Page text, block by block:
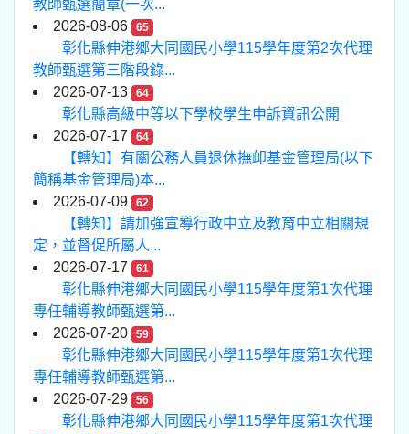
教師甄選簡章(一次...
2026-08-06
65
彰化縣伸港鄉大同國民小學115學年度第2次代理
教師甄選第三階段錄...
2026-07-13
64
彰化縣高級中等以下學校學生申訴資訊公開
2026-07-17
64
【轉知】有關公務人員退休撫卹基金管理局(以下
簡稱基金管理局)本...
2026-07-09
62
【轉知】請加強宣導行政中立及教育中立相關規
定，並督促所屬人...
2026-07-17
61
彰化縣伸港鄉大同國民小學115學年度第1次代理
專任輔導教師甄選第...
2026-07-20
59
彰化縣伸港鄉大同國民小學115學年度第1次代理
專任輔導教師甄選第...
2026-07-29
56
彰化縣伸港鄉大同國民小學115學年度第1次代理